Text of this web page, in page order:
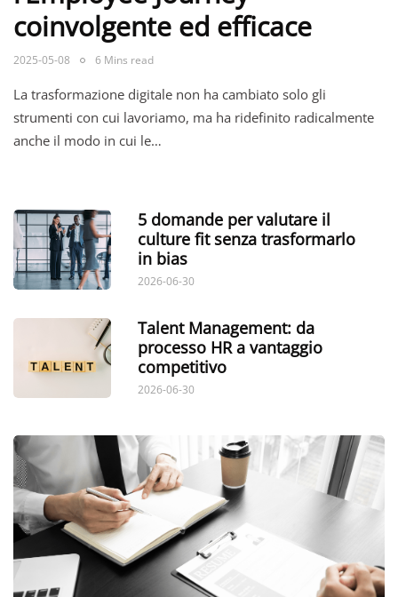
coinvolgente ed efficace
2025-05-08 6 Mins read
La trasformazione digitale non ha cambiato solo gli
strumenti con cui lavoriamo, ma ha ridefinito radicalmente
anche il modo in cui le…
5 domande per valutare il
culture fit senza trasformarlo
in bias
2026-06-30
Talent Management: da
processo HR a vantaggio
competitivo
2026-06-30